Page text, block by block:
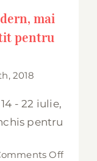
tine!
mai
pentru
2018
- 22 iulie,
pentru
Offon